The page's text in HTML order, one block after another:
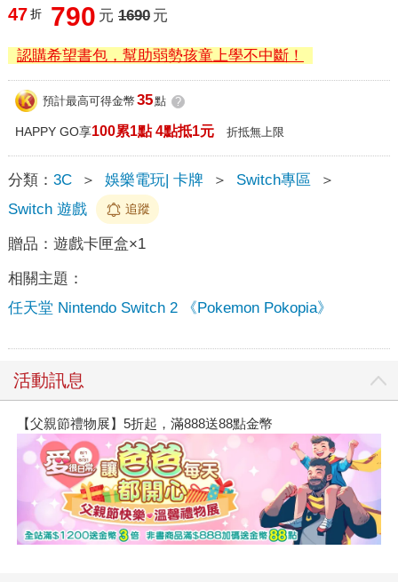
47 折 790 元 1690 元
認購希望書包，幫助弱勢孩童上學不中斷！
預計最高可得金幣 35點 ?
HAPPY GO享100累1點 4點抵1元 折抵無上限
分類： 3C ＞ 娛樂電玩| 卡牌 ＞ Switch專區
＞
Switch 遊戲
追蹤
贈品： 遊戲卡匣盒×1
相關主題：
任天堂 Nintendo Switch 2 《Pokemon Pokopia》
活動訊息
【父親節禮物展】5折起，滿888送88點金幣